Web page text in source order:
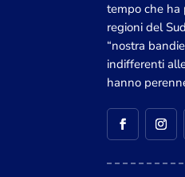
tempo che ha
regioni del
“nostra
indifferenti
hanno